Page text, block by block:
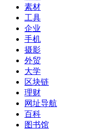
素材
工具
企业
手机
摄影
外贸
大学
区块链
理财
网址导航
百科
图书馆